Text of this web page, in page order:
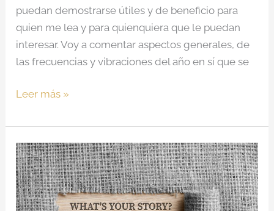
puedan demostrarse útiles y de beneficio para
quien me lea y para quienquiera que le puedan
interesar. Voy a comentar aspectos generales, de
las frecuencias y vibraciones del año en sí que se
Leer más »
Storytelling:
forja
nuestras
vidas